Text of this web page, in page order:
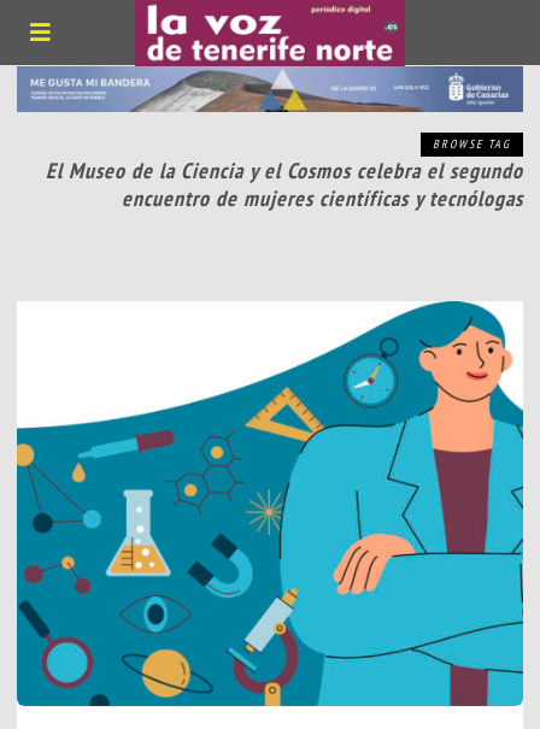
BROWSE TAG
El Museo de la Ciencia y el Cosmos celebra el segundo
encuentro de mujeres científicas y tecnólogas